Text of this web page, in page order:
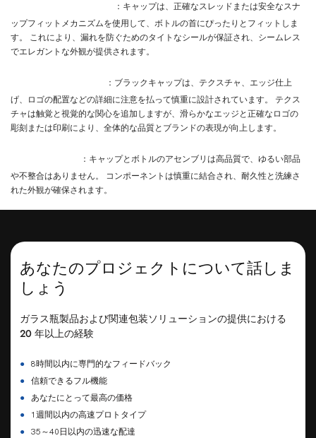
：キャップは、正確なスレッドまたは安全なスナ
ップフィットメカニズムを使用して、ボトルの首にぴったりとフィットしま
す。 これにより、漏れを防ぐためのタイトなシールが保証され、シームレス
でエレガントな外観が提供されます。
：ブラックキャップは、テクスチャ、エッジ仕上
げ、ロゴの配置などの詳細に注意を払って慎重に設計されています。 テクス
チャは触覚と視覚的な関心を追加しますが、滑らかなエッジと正確なロゴの
彫刻または印刷により、全体的な品質とブランドの表現が向上します。
：キャップとボトルのアセンブリは高品質で、ゆるい部品
や不整合はありません。 コンポーネントは慎重に結合され、耐久性と洗練さ
れた外観が確保されます。
あなたのプロジェクトについて話しま
しょう
ガラス瓶製品および関連包装ソリューションの提供における
20 年以上の経験
●
8時間以内に専門的なフィードバック
●
信頼できるフル機能
●
あなたにとって最高の価格
●
1週間以内の高速プロトタイプ
●
35～40日以内の迅速な配達